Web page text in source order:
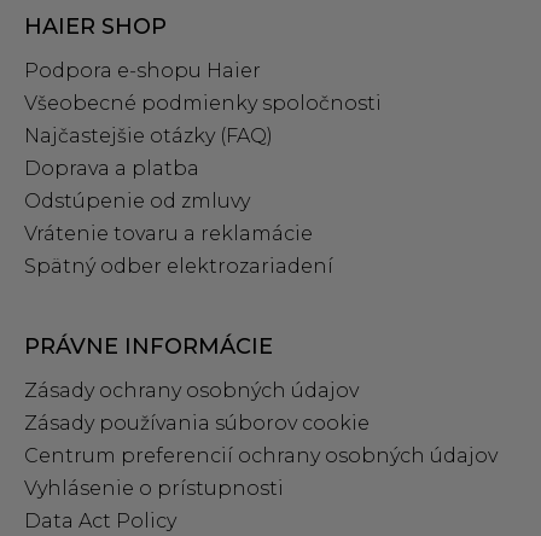
HAIER SHOP
Podpora e‑shopu Haier
Všeobecné podmienky spoločnosti
Najčastejšie otázky (FAQ)
Doprava a platba
Odstúpenie od zmluvy
Vrátenie tovaru a reklamácie
Spätný odber elektrozariadení
PRÁVNE INFORMÁCIE
Zásady ochrany osobných údajov
Zásady používania súborov cookie
Centrum preferencií ochrany osobných údajov
Vyhlásenie o prístupnosti
Data Act Policy